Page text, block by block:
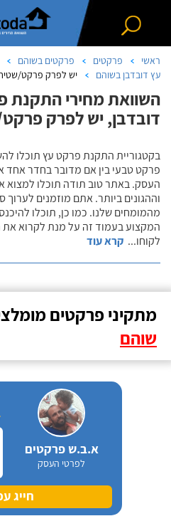
ראשי פרקטים פרקטים בשוהם
עץ דובדבן בשוהם
יש לפרק פרקט/
השוואת מחירי
דובדבן, יש לפרק
בקטגוריית התקנת פרקט עץ תוכלו
פרקט טבעי בין אם מדובר בחדר אחד
העסק. באתר טוב תודה תוכלו למצוא
וההגונים ביותר. אתם מוזמנים לערוך
מהמומחים שלנו. כמו כן, תוכלו
המקצוע בעמוד זה על מנת לקרוא
לקוחו... קרא עוד
מתקיני פרקטים
שוהם
א.ב.ש פרקטים
לפרטי העסק
חייג